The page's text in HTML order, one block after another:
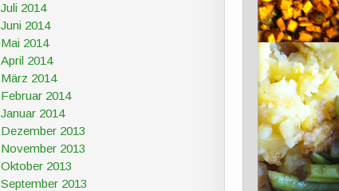
Juli 2014
Juni 2014
Mai 2014
April 2014
März 2014
Februar 2014
Januar 2014
Dezember 2013
November 2013
Oktober 2013
September 2013